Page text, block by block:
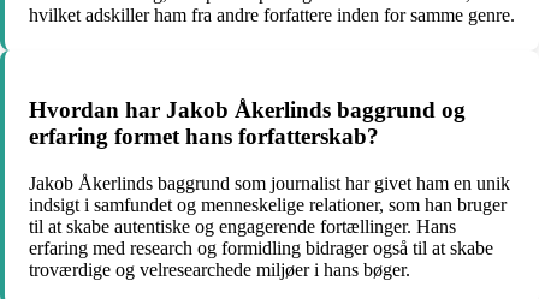
hvilket adskiller ham fra andre forfattere inden for samme genre.
Hvordan har Jakob Åkerlinds baggrund og
erfaring formet hans forfatterskab?
Jakob Åkerlinds baggrund som journalist har givet ham en unik
indsigt i samfundet og menneskelige relationer, som han bruger
til at skabe autentiske og engagerende fortællinger. Hans
erfaring med research og formidling bidrager også til at skabe
troværdige og velresearchede miljøer i hans bøger.